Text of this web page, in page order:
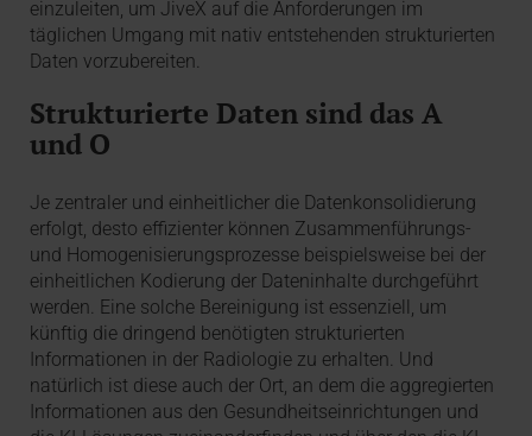
einzuleiten, um JiveX auf die Anforderungen im
täglichen Umgang mit nativ entstehenden strukturierten
Daten vorzubereiten.
Strukturierte Daten sind das A
und O
Je zentraler und einheitlicher die Datenkonsolidierung
erfolgt, desto effizienter können Zusammenführungs-
und Homogenisierungsprozesse beispielsweise bei der
einheitlichen Kodierung der Dateninhalte durchgeführt
werden. Eine solche Bereinigung ist essenziell, um
künftig die dringend benötigten strukturierten
Informationen in der Radiologie zu erhalten. Und
natürlich ist diese auch der Ort, an dem die aggregierten
Informationen aus den Gesundheitseinrichtungen und